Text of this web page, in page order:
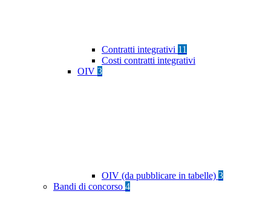
Contratti integrativi 11
Costi contratti integrativi
OIV 3
OIV (da pubblicare in tabelle) 3
Bandi di concorso 4